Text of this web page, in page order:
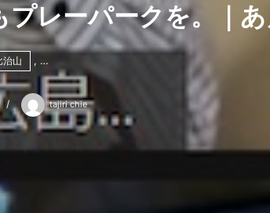
レーパークを。｜
治山 , …
tajiri chie